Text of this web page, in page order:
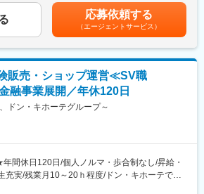
リースし、その車両を投資対象資産としてファ
売、運用までワンストップで行っています。
都道府県から未来へ～
47mirai
社員に同行し、2名体制で業務を行っていただく
ミーティングがあり、成長を丁寧にサポー
平均残業20時間程度、有給休暇も取得しやす
ランスが整う環境です。
＞
、選考を通じて上下する可能性があります。月
を含めた表記です。
応募依頼する
（エージェントサービス）
販売・ショップ運営≪SV職
事業展開／年休120日
ドン・キホーテグループ～
間休日120日/個人ノルマ・歩合制なし/昇給・
充実/残業月10～20ｈ程度/ドン・キホーテでお